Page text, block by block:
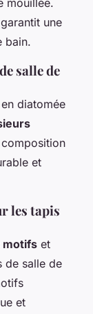
mouillée.
une
bain.
salle de
diatomée
et
les tapis
motifs et
de salle de
et